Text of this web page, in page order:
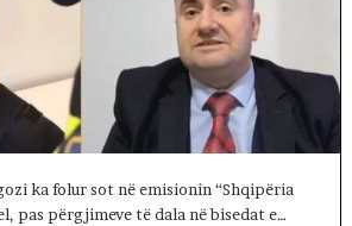
ka folur sot në emisionin “Shqipëria
pas përgjimeve të dala në bisedat e…